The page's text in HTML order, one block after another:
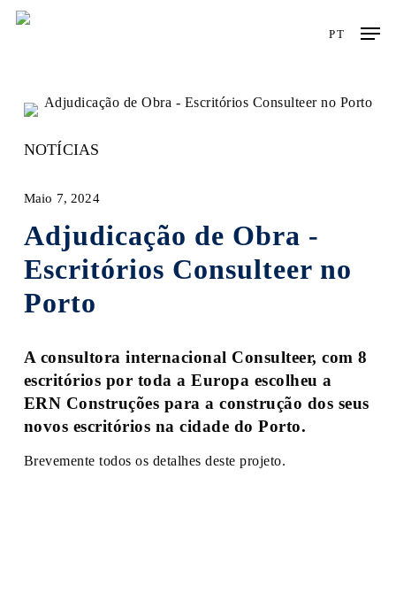
Skip
PT
NOTÍCIAS
Maio 7, 2024
Adjudicação de Obra -
Escritórios Consulteer no
Porto
A consultora internacional Consulteer, com 8
escritórios por toda a Europa escolheu a
ERN Construções para a construção dos seus
novos escritórios na cidade do Porto.
Brevemente todos os detalhes deste projeto.